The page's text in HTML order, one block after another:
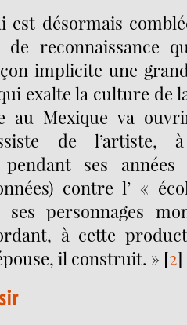
est désormais
reconnaissance
implicite une
exalte la culture de
au Mexique va
de l’artiste,
pendant ses
contre l’ «
personnages
à cette
il construit. » [2]